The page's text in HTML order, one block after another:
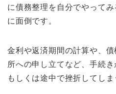
に債務整理を自分でやって
に面倒です。
金利や返済期間の計算や、
所への申し立てなど、手続き
もしくは途中で挫折してしま